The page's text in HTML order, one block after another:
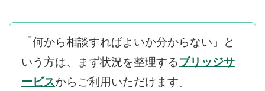
「何から相談すればよいか分からない」と
いう方は、まず状況を整理するブリッジサ
ービスからご利用いただけます。